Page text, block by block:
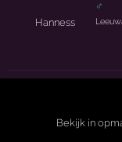
♂
Bekijk in